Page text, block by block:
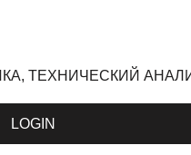
ТЕХНИЧЕСКИЙ
LOGIN